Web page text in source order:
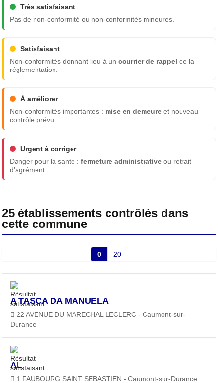
Très satisfaisant
Pas de non-conformité ou non-conformités mineures.
Satisfaisant
Non-conformités donnant lieu à uncourrier de rappel de la
réglementation.
À améliorer
Non-conformités importantes : mise en demeure et nouveau
contrôle prévu.
Urgent à corriger
Danger pour la santé :fermeture administrative ou retrait
d'agrément.
25 établissements contrôlés dans
cette commune
0 20
A TASCA DA MANUELA
22 AVENUE DU MARECHAL LECLERC - Caumont-sur-
Durance
AL
1 FAUBOURG SAINT SEBASTIEN - Caumont-sur-Durance